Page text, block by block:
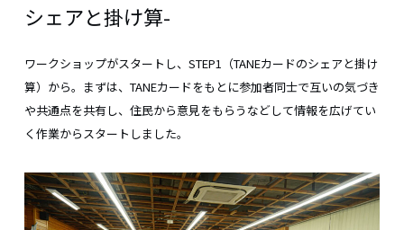
シェアと掛け算-
ワークショップがスタートし、STEP1（TANEカードのシェアと掛け
算）から。まずは、TANEカードをもとに参加者同士で互いの気づき
や共通点を共有し、住民から意見をもらうなどして情報を広げてい
く作業からスタートしました。